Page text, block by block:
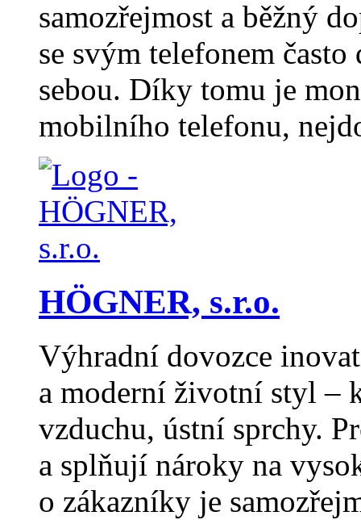
samozřejmost a běžný
se svým telefonem
sebou. Díky tomu je
mobilního telefonu,
HÖGNER, s.r.o.
Výhradní dovozce
a moderní životní styl –
vzduchu, ústní sprchy.
a splňují nároky na
o zákazníky je